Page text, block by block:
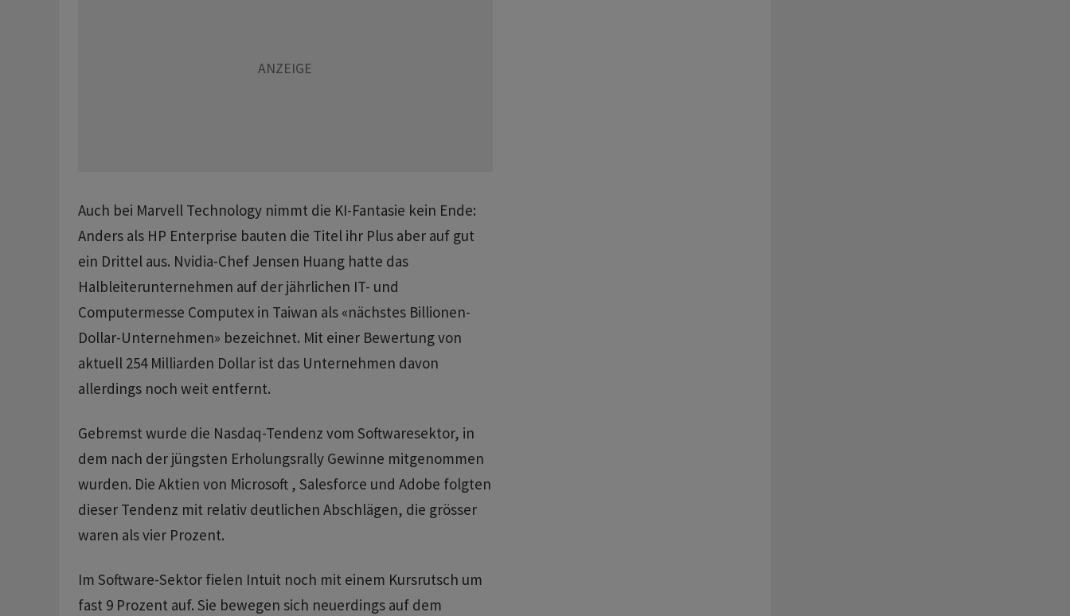
Auch bei Marvell Technology nimmt die KI-Fantasie kein Ende:
Anders als HP Enterprise bauten die Titel ihr Plus aber auf gut
ein Drittel aus. Nvidia-Chef Jensen Huang hatte das
Halbleiterunternehmen auf der jährlichen IT- und
Computermesse Computex in Taiwan als «nächstes Billionen-
Dollar-Unternehmen» bezeichnet. Mit einer Bewertung von
aktuell 254 Milliarden Dollar ist das Unternehmen davon
allerdings noch weit entfernt.
Gebremst wurde die Nasdaq-Tendenz vom Softwaresektor, in
dem nach der jüngsten Erholungsrally Gewinne mitgenommen
wurden. Die Aktien von Microsoft , Salesforce und Adobe folgten
dieser Tendenz mit relativ deutlichen Abschlägen, die grösser
waren als vier Prozent.
Im Software-Sektor fielen Intuit noch mit einem Kursrutsch um
fast 9 Prozent auf. Sie bewegen sich neuerdings auf dem